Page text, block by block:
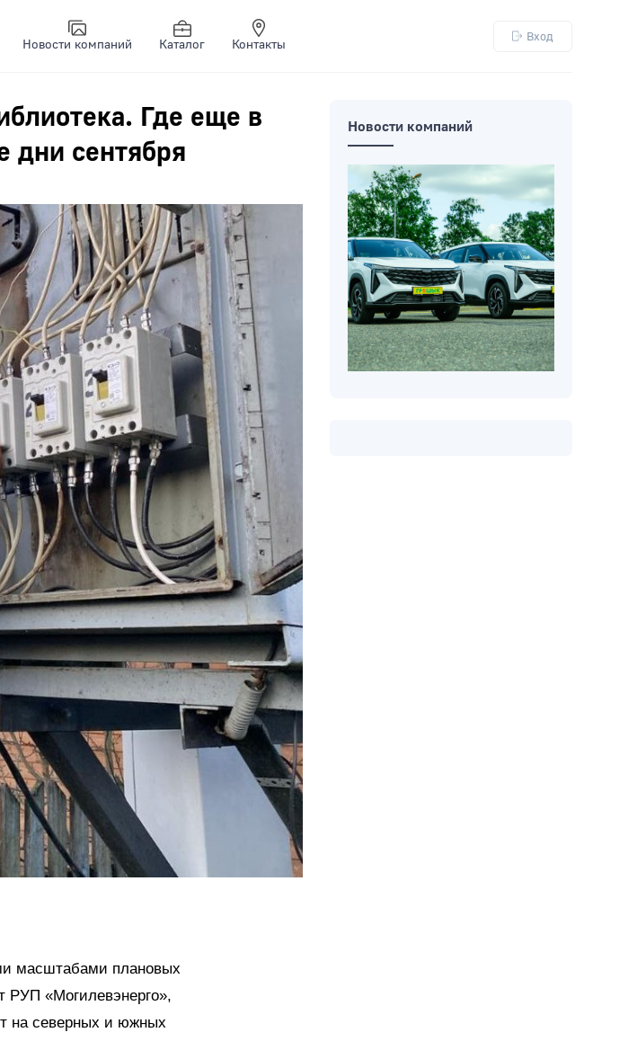
Новости компаний Каталог Контакты
Вход
Где еще в
дни сентября
масштабами плановых
РУП «Могилевэнерго»,
на северных и южных
Новости компаний